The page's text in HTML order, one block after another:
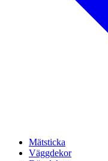
Mätsticka
Väggdekor